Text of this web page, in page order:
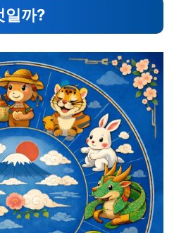
일까?